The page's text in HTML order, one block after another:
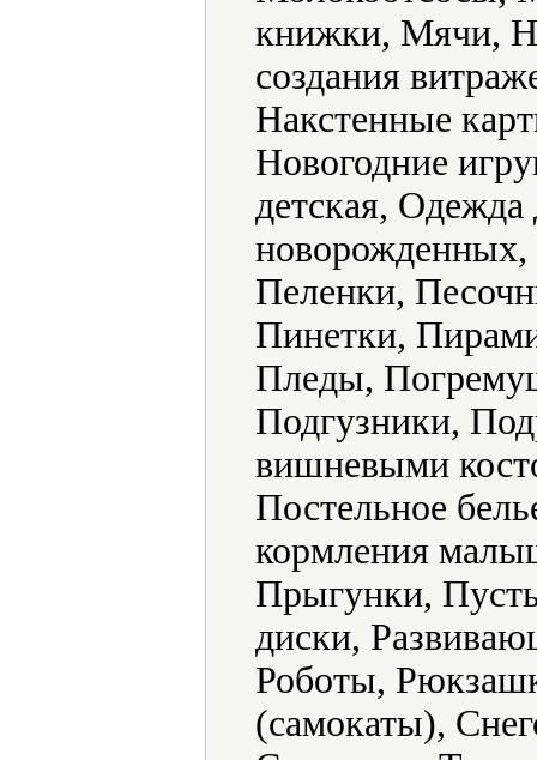
книжки, Мячи,
создания
Накстенные
Новогодние
детская,
Пеленки,
Пинетки,
Пледы,
Подгузники,
вишневыми
Постельное
кормления
Прыгунки,
диски,
Роботы,
(самокаты),